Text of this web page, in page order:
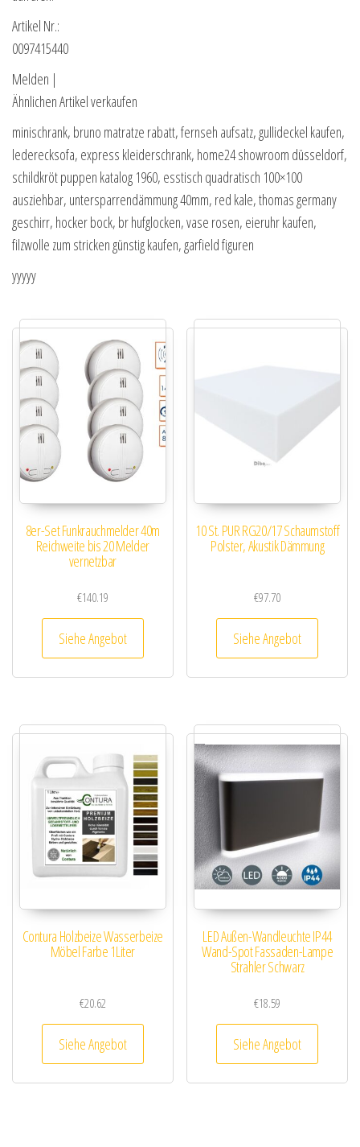
Artikel Nr.:
0097415440
Melden |
Ähnlichen Artikel verkaufen
minischrank, bruno matratze rabatt, fernseh aufsatz, gullideckel kaufen,
lederecksofa, express kleiderschrank, home24 showroom düsseldorf,
schildkröt puppen katalog 1960, esstisch quadratisch 100×100
ausziehbar, untersparrendämmung 40mm, red kale, thomas germany
geschirr, hocker bock, br hufglocken, vase rosen, eieruhr kaufen,
filzwolle zum stricken günstig kaufen, garfield figuren
yyyyy
8er-Set Funkrauchmelder 40m
Reichweite bis 20 Melder
vernetzbar
€140.19
Siehe Angebot
10 St. PUR RG20/17 Schaumstoff
Polster, Akustik Dämmung
€97.70
Siehe Angebot
Contura Holzbeize Wasserbeize
Möbel Farbe 1Liter
€20.62
Siehe Angebot
LED Außen-Wandleuchte IP44
Wand-Spot Fassaden-Lampe
Strahler Schwarz
€18.59
Siehe Angebot